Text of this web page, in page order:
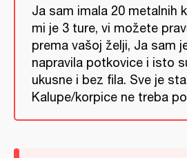
Ja sam imala 20 metalnih
mi je 3 ture, vi možete
prema vašoj želji, Ja sam
napravila potkovice i isto
ukusne i bez fila. Sve je
Kalupe/korpice ne treba